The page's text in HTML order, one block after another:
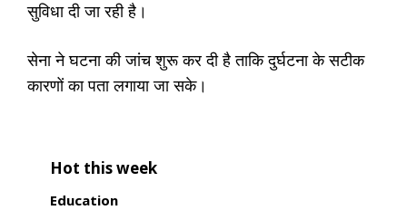
सुविधा दी जा रही है।
सेना ने घटना की जांच शुरू कर दी है ताकि दुर्घटना के सटीक
कारणों का पता लगाया जा सके।
Hot this week
Education